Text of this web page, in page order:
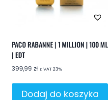
PACO RABANNE | 1 MILLION | 100 ML
| EDT
399,99 zł z VAT 23%
Dodaj do koszyka